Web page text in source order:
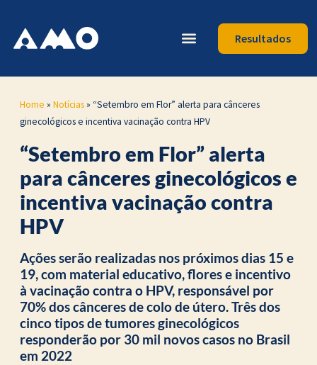
Resultados
Home » Notícias» “Setembro em Flor” alerta para cânceres
ginecológicos e incentiva vacinação contra HPV
“Setembro em Flor” alerta
para cânceres ginecológicos e
incentiva vacinação contra
HPV
Ações serão realizadas nos próximos dias 15 e
19, com material educativo, flores e incentivo
à vacinação contra o HPV, responsável por
70% dos cânceres de colo de útero. Três dos
cinco tipos de tumores ginecológicos
responderão por 30 mil novos casos no Brasil
em 2022